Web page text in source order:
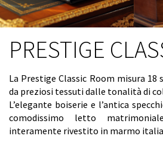
PRESTIGE
La Prestige Classic Room misura
da preziosi tessuti dalle tonalità di
L’elegante boiserie e l’antica
comodissimo letto
interamente rivestito in marmo
I suddetti trattamenti potranno
usando supporti cartacei o
anche ad opera di terzi per i
Suoi dati personali risulti
Società; in ogni caso il
modalità idonee a garantirne la
riservatezza. Il Titolare del
personali è Hotel Villa Duse -
- 00197 Roma, C.F. - P.IVA